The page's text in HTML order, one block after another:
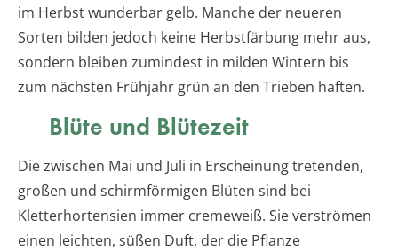
im Herbst wunderbar gelb. Manche der neueren
Sorten bilden jedoch keine Herbstfärbung mehr aus,
sondern bleiben zumindest in milden Wintern bis
zum nächsten Frühjahr grün an den Trieben haften.
Blüte und Blütezeit
Die zwischen Mai und Juli in Erscheinung tretenden,
großen und schirmförmigen Blüten sind bei
Kletterhortensien immer cremeweiß. Sie verströmen
einen leichten, süßen Duft, der die Pflanze